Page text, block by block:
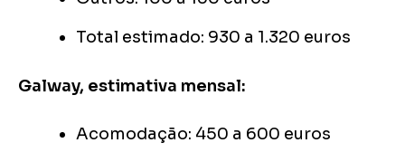
Total estimado: 930 a 1.320 euros
Galway, estimativa mensal:
Acomodação: 450 a 600 euros